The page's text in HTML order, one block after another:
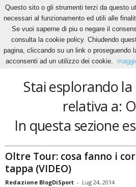
Home Tags OPQS
OPQS
Stai esplorando
relativa a:
In questa sezione
Oltre Tour: cosa fanno i
tappa (VIDEO)
Redazione BlogDiSport - Lug 24, 2014
Questo sito o gli strumenti terzi da questo
necessari al funzionamento ed utili alle
Se vuoi saperne di piu o negare il
consulta la cookie policy. Chiudendo
pagina, cliccando su un link o proseguendo
acconsenti ad un utilizzo dei cookie.